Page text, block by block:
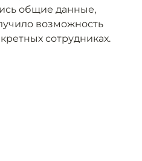
общие данные,
возможность
сотрудниках.